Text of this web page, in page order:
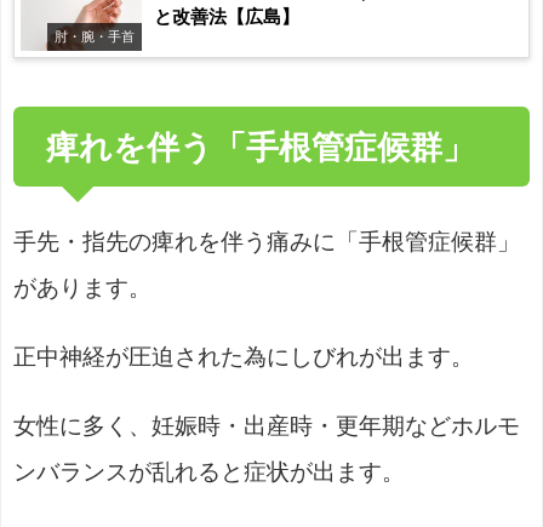
肘・腕・手首
と改善法【広島】
痺れを伴う「手根管症候群」
手先・指先の痺れを伴う痛みに「手根管症候群」
があります。
正中神経が圧迫された為にしびれが出ます。
女性に多く、妊娠時・出産時・更年期などホルモ
ンバランスが乱れると症状が出ます。